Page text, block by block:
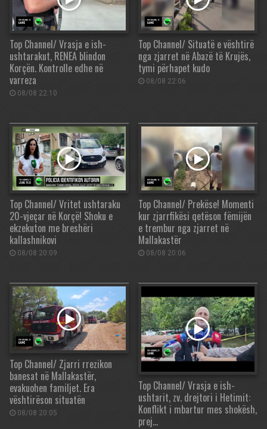
Top Channel/ Vrasja e ish-
ushtarakut, RENEA blindon
Korçën. Kontrolle edhe në
varreza
08/08 22:10
Top Channel/ Situatë e vështirë
nga zjarret në Abazë të Krujës,
tymi përhapet kudo
08/08 22:06
Top Channel/ Vritet ushtaraku
20-vjeçar në Korçë! Shoku e
ekzekuton me breshëri
kallashnikovi
08/08 20:09
Top Channel/ Prekëse! Momenti
kur zjarrfikësi qetëson fëmijën
e trembur nga zjarret në
Mallakastër
08/08 20:06
Top Channel/ Zjarri rrezikon
banesat në Mallakastër,
evakuohen familjet. Era
vështirëson situatën
08/08 20:05
Top Channel/ Vrasja e ish-
ushtarit, zv. drejtori i Hetimit:
Konflikt i mbartur mes shokësh,
prej…